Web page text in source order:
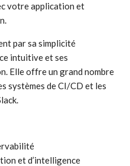
votre application et
par sa simplicité
intuitive et ses
Elle offre un grand nombre
systèmes de CI/CD et les
et d’intelligence